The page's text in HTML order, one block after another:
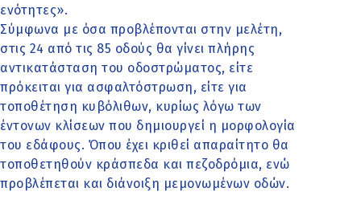
ενότητες».
Σύμφωνα με όσα προβλέπονται στην μελέτη,
στις 24 από τις 85 οδούς θα γίνει πλήρης
αντικατάσταση του οδοστρώματος, είτε
πρόκειται για ασφαλτόστρωση, είτε για
τοποθέτηση κυβόλιθων, κυρίως λόγω των
έντονων κλίσεων που δημιουργεί η μορφολογία
του εδάφους. Όπου έχει κριθεί απαραίτητο θα
τοποθετηθούν κράσπεδα και πεζοδρόμια, ενώ
προβλέπεται και διάνοιξη μεμονωμένων οδών.